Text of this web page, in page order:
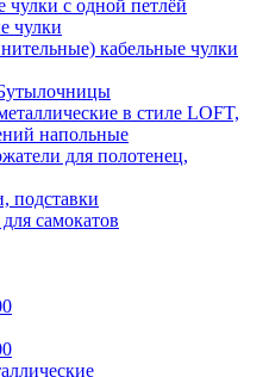
чулки с одной петлёй
чулки
кабельные чулки
в стиле LOFT,
напольные
для полотенец,
самокатов